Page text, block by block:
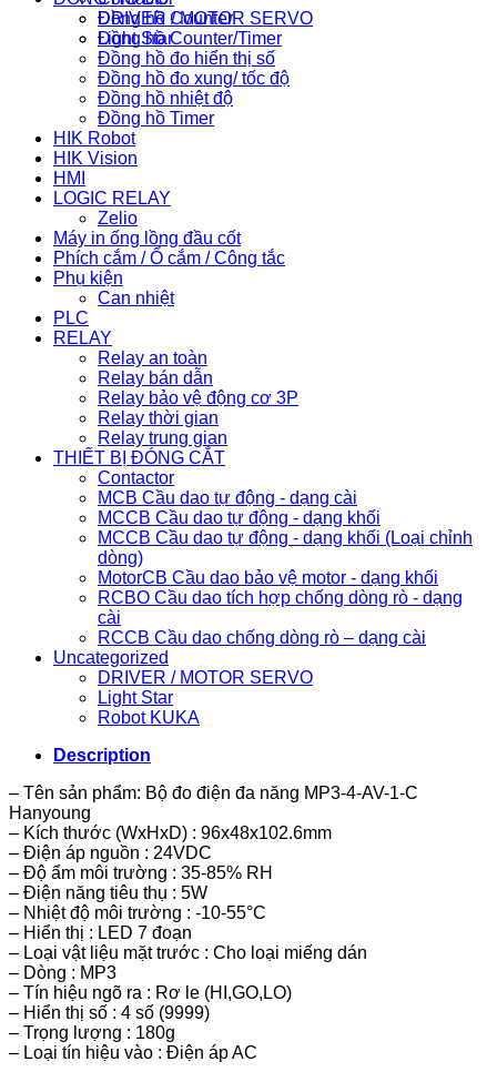
DRIVER / MOTOR SERVO
Light Star
Đồng hồ Counter
Đồng hồ Counter/Timer
Đồng hồ đo hiển thị số
Đồng hồ đo xung/ tốc độ
Đồng hồ nhiệt độ
Đồng hồ Timer
HIK Robot
HIK Vision
HMI
LOGIC RELAY
Zelio
Máy in ống lồng đầu cốt
Phích cắm / Ổ cắm / Công tắc
Phụ kiện
Can nhiệt
PLC
RELAY
Relay an toàn
Relay bán dẫn
Relay bảo vệ động cơ 3P
Relay thời gian
Relay trung gian
THIẾT BỊ ĐÓNG CẮT
Contactor
MCB Cầu dao tự động - dạng cài
MCCB Cầu dao tự động - dạng khối
MCCB Cầu dao tự động - dạng khối (Loại chỉnh
dòng)
MotorCB Cầu dao bảo vệ motor - dạng khối
RCBO Cầu dao tích hợp chống dòng rò - dạng
cài
RCCB Cầu dao chống dòng rò – dạng cài
Uncategorized
DRIVER / MOTOR SERVO
Light Star
Robot KUKA
Description
– Tên sản phẩm: Bộ đo điện đa năng MP3-4-AV-1-C
Hanyoung
– Kích thước (WxHxD) : 96x48x102.6mm
– Điện áp nguồn : 24VDC
– Độ ẩm môi trường : 35-85% RH
– Điện năng tiêu thụ : 5W
– Nhiệt độ môi trường : -10-55°C
– Hiển thị : LED 7 đoạn
– Loại vật liệu mặt trước : Cho loại miếng dán
– Dòng : MP3
– Tín hiệu ngõ ra : Rơ le (HI,GO,LO)
– Hiển thị số : 4 số (9999)
– Trọng lượng : 180g
– Loại tín hiệu vào : Điện áp AC